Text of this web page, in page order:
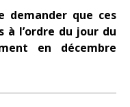
demander que ces
l’ordre du jour du
en décembre